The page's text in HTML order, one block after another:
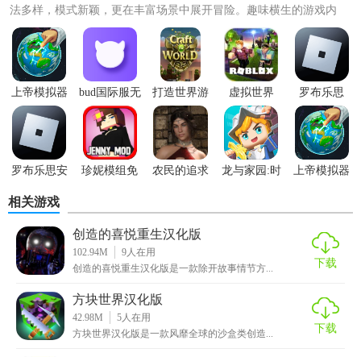
2. 探索与发现：随着游戏的进行，玩家可以逐渐解锁新的地
图区域，探索未知的领域，并发现隐藏的秘密和宝藏。
3. 建造与发展：玩家可以收集各种材料，建造自己的房屋、
农场、工厂等，不断提升自己的生存能力和生活质量。
4. 互动与社交：游戏支持多人在线游玩，玩家可以与其他玩
家组队探险、交流心得，共同打造一个繁荣的游戏社区。
断提升自己的技能和装备，才能应对更加复杂的游戏环境和
敌人。
【创造与冒险汉化版优势】
1. 高度自由：游戏提供了极高的自由度，让玩家能够充分发
挥自己的想象力和创造力。
法多样，模式新颖，更在丰富场景中展开冒险。趣味横生的游戏内
容，高清细腻的画面，以及无...
上帝模拟器
最高文明内
置mod菜单
bud国际服无
限钻石版
打造世界游
戏
虚拟世界
roblox游戏
罗布乐思
2026最新版
罗布乐思安
珍妮模组免
农民的追求
龙与家园:时
上帝模拟器
相关游戏
创造的喜悦重生汉化版
102.94M 9人在用
创造的喜悦重生汉化版是一款除开故事情节方...
下载
方块世界汉化版
42.98M 5人在用
方块世界汉化版是一款风靡全球的沙盒类创造...
下载